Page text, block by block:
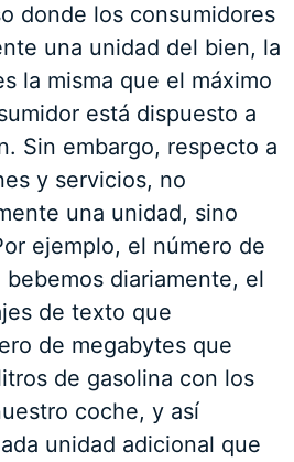
donde los consumidores
una unidad del bien, la
la misma que el máximo
está dispuesto a
Sin embargo, respecto a
y servicios, no
una unidad, sino
ejemplo, el número de
diariamente, el
de texto que
de megabytes que
de gasolina con los
coche, y así
unidad adicional que